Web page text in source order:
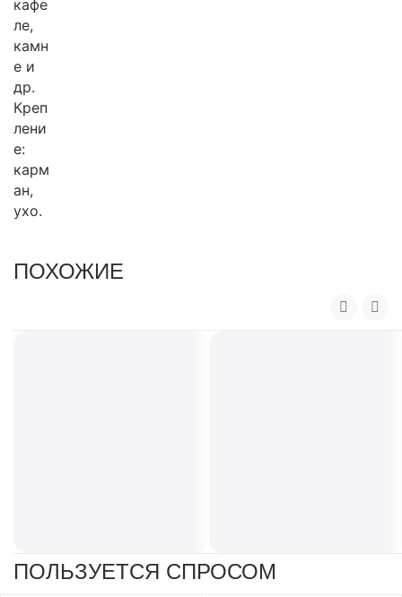
кафе
ле,
камн
е и
др.
Креп
лени
е:
карм
ан,
ухо.
ПОХОЖИЕ
ПОЛЬЗУЕТСЯ СПРОСОМ